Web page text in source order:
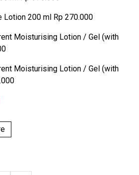
Lotion 200 ml Rp 270.000
Moisturising Lotion / Gel (with
Moisturising Lotion / Gel (with